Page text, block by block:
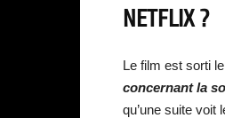
NETFLIX ?
Le film est sorti
concernant la
qu’une suite voit